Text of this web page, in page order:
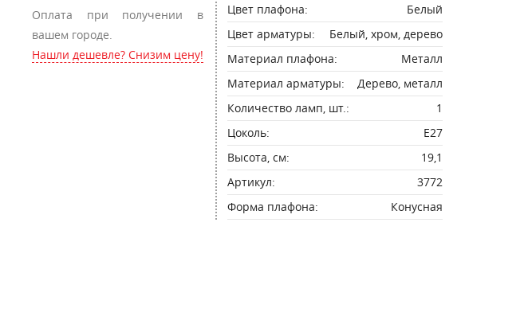
Оплата при получении в
вашем городе.
Нашли дешевле? Снизим цену!
Цвет плафона:
Белый
Цвет арматуры:
Белый, хром, дерево
Материал плафона:
Металл
Материал арматуры:
Дерево, металл
Количество ламп, шт.:
1
Цоколь:
E27
Высота, см:
19,1
Артикул:
3772
Форма плафона:
Конусная